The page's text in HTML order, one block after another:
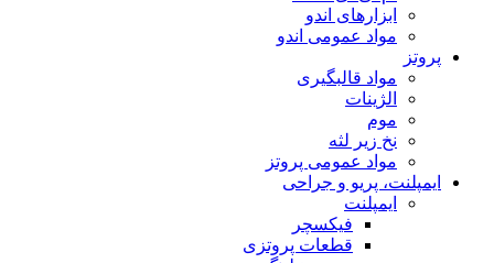
ابزارهای اندو
مواد عمومی اندو
پروتز
مواد قالبگیری
الژینات
موم
نخ زیر لثه
مواد عمومی پروتز
ایمپلنت، پریو و جراحی
ایمپلنت
فیکسچر
قطعات پروتزی